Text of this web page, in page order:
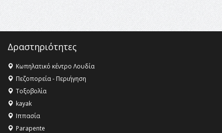
θεσμικές διαδικασίες υπάρχει μόνο η ευθύνη απέναντι
στις επόμενες γενιές»
16:35 -Το πρόγραμμα του ΠΑΟΚ στον δεύτερο γύρο του
16:27 - Όλυμπος: Εντάχθηκε στον Κατάλογο Παγκόσμιας
Κληρονομιάς της UNESCO – Ομόφωνη η απόφαση Ο
Όλυμπος αναγνωρίστηκε ως φυσικό και πολιτιστικό
αγαθό εξέχουσας οικουμενικής αξίας για την
ανθρωπότητα
16:18 -
ΣΤΗΝ ΕΔΕΣΣΑ
Δραστηριότητες
Κωπηλατικό κέντρο Λουδία
Πεζοπορεία - Περιήγηση
Τοξοβολία
kayak
Ιππασία
Parapente